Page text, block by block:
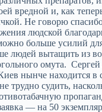
вредной и, как
Не говорю
людской
больше усилий
людей вытащить из
омута.
нынче находится в
трудно судить,
— на 50